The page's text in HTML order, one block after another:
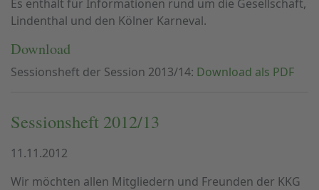
Es enthält für Informationen rund um die Gesellschaft,
Lindenthal und den Kölner Karneval.
Download
Sessionsheft der Session 2013/14: Download als PDF
Sessionsheft 2012/13
11.11.2012
Wir möchten allen Mitgliedern und Freunden der KKG